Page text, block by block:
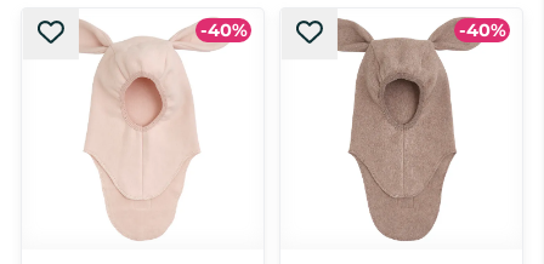
6-12 mnd, 1-2 år 1-2 år, 4-6 år
-40% -40%